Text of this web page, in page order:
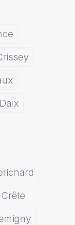
Daix